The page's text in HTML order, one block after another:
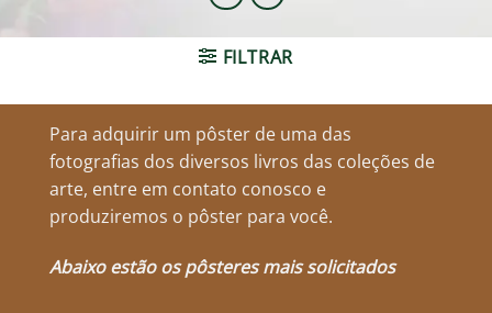
FILTRAR
Para adquirir um pôster de uma das
fotografias dos diversos livros das coleções de
arte, entre em contato conosco e
produziremos o pôster para você.
Abaixo estão os pôsteres mais solicitados